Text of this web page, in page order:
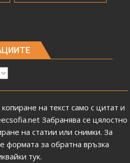
на текст само с цитат и
Забранява се цялостно
на статии или снимки. За
формата за обратна връзка
тук.